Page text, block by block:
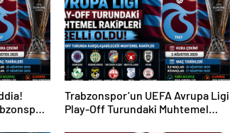
Trabzonspor’un UEFA Avrupa Ligi
Play-Off Turundaki Muhtemel